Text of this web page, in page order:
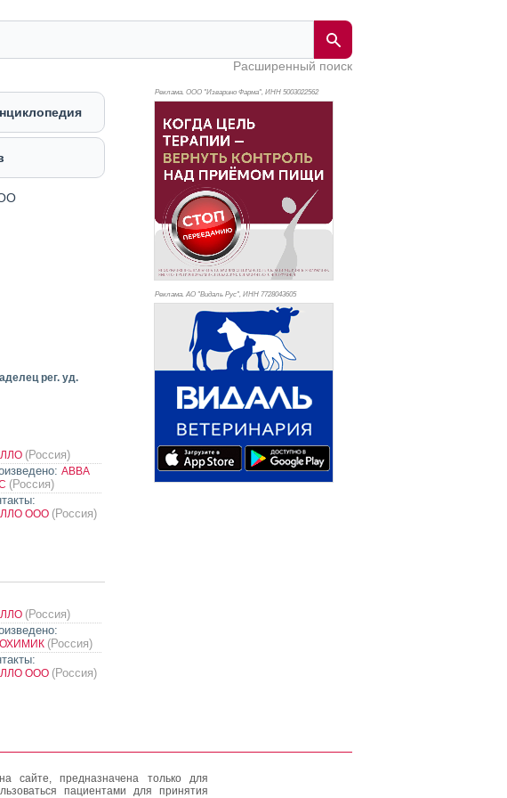
Расширенный поиск
рег. уд.
(Россия)
АВВА
(Россия)
ООО (Россия)
(Россия)
(Россия)
ООО (Россия)
Реклама. ООО "Изварино Фарма", ИНН 5003022562
Реклама. АО "Видаль Рус", ИНН 7728043605
сайте, предназначена только для
пациентами для принятия